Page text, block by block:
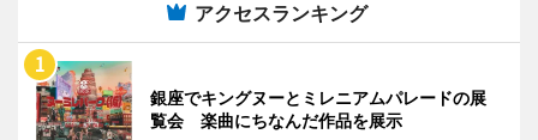
アクセスランキング
銀座でキングヌーとミレニアムパレードの展
覧会 楽曲にちなんだ作品を展示